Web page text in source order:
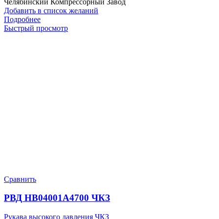
Добавить в список желаний
Подробнее
Быстрый просмотр
Сравнить
РВД HB04001A4700 ЧКЗ
Рукава высокого давления ЧКЗ